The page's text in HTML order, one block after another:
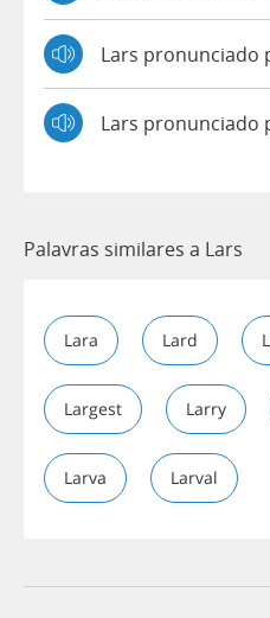
Lars pronunciado
Lars pronunciado
Palavras similares a Lars
Lara Lard
Largest Larry
Larva Larval